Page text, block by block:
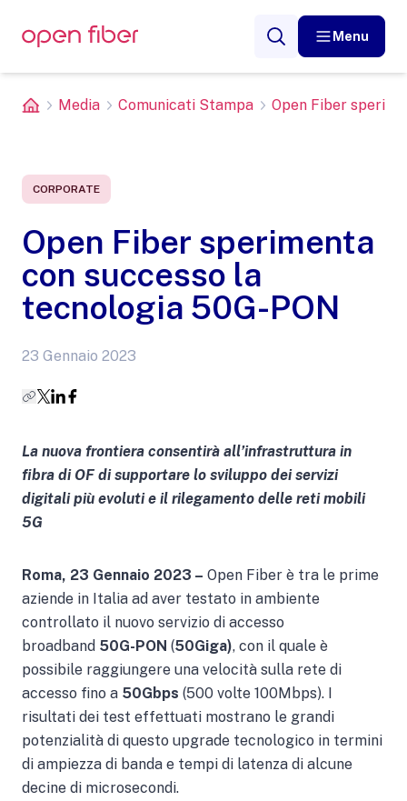
Menu
Media Comunicati Stampa Open Fiber
CORPORATE
Open Fiber sperimenta
con successo la
tecnologia 50G-PON
23 Gennaio 2023
La nuova frontiera consentirà all’infrastruttura in
fibra di OF di supportare lo sviluppo dei servizi
digitali più evoluti e il rilegamento delle reti mobili
5G
Roma, 23 Gennaio 2023 – Open Fiber è tra le prime
aziende in Italia ad aver testato in ambiente
controllato il nuovo servizio di accesso
broadband 50G-PON (50Giga), con il quale è
possibile raggiungere una velocità sulla rete di
accesso fino a 50Gbps (500 volte 100Mbps). I
risultati dei test effettuati mostrano le grandi
potenzialità di questo upgrade tecnologico in termini
di ampiezza di banda e tempi di latenza di alcune
decine di microsecondi.